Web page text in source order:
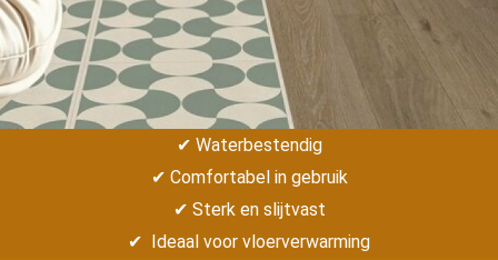
✔ Waterbestendig
✔ Comfortabel in gebruik
✔ Sterk en slijtvast
✔ Ideaal voor vloerverwarming
kan de
niet